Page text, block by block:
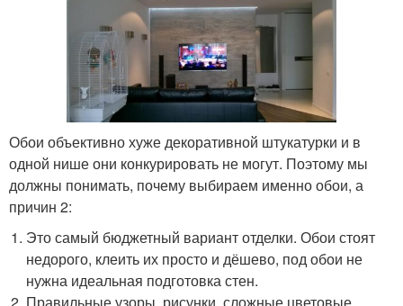
Обои объективно хуже декоративной штукатурки и в
одной нише они конкурировать не могут. Поэтому мы
должны понимать, почему выбираем именно обои, а
причин 2:
Это самый бюджетный вариант отделки. Обои стоят
недорого, клеить их просто и дёшево, под обои не
нужна идеальная подготовка стен.